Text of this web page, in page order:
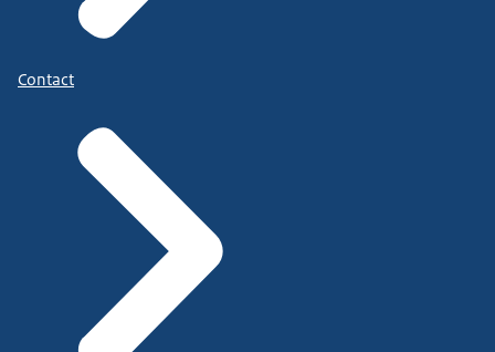
Contact